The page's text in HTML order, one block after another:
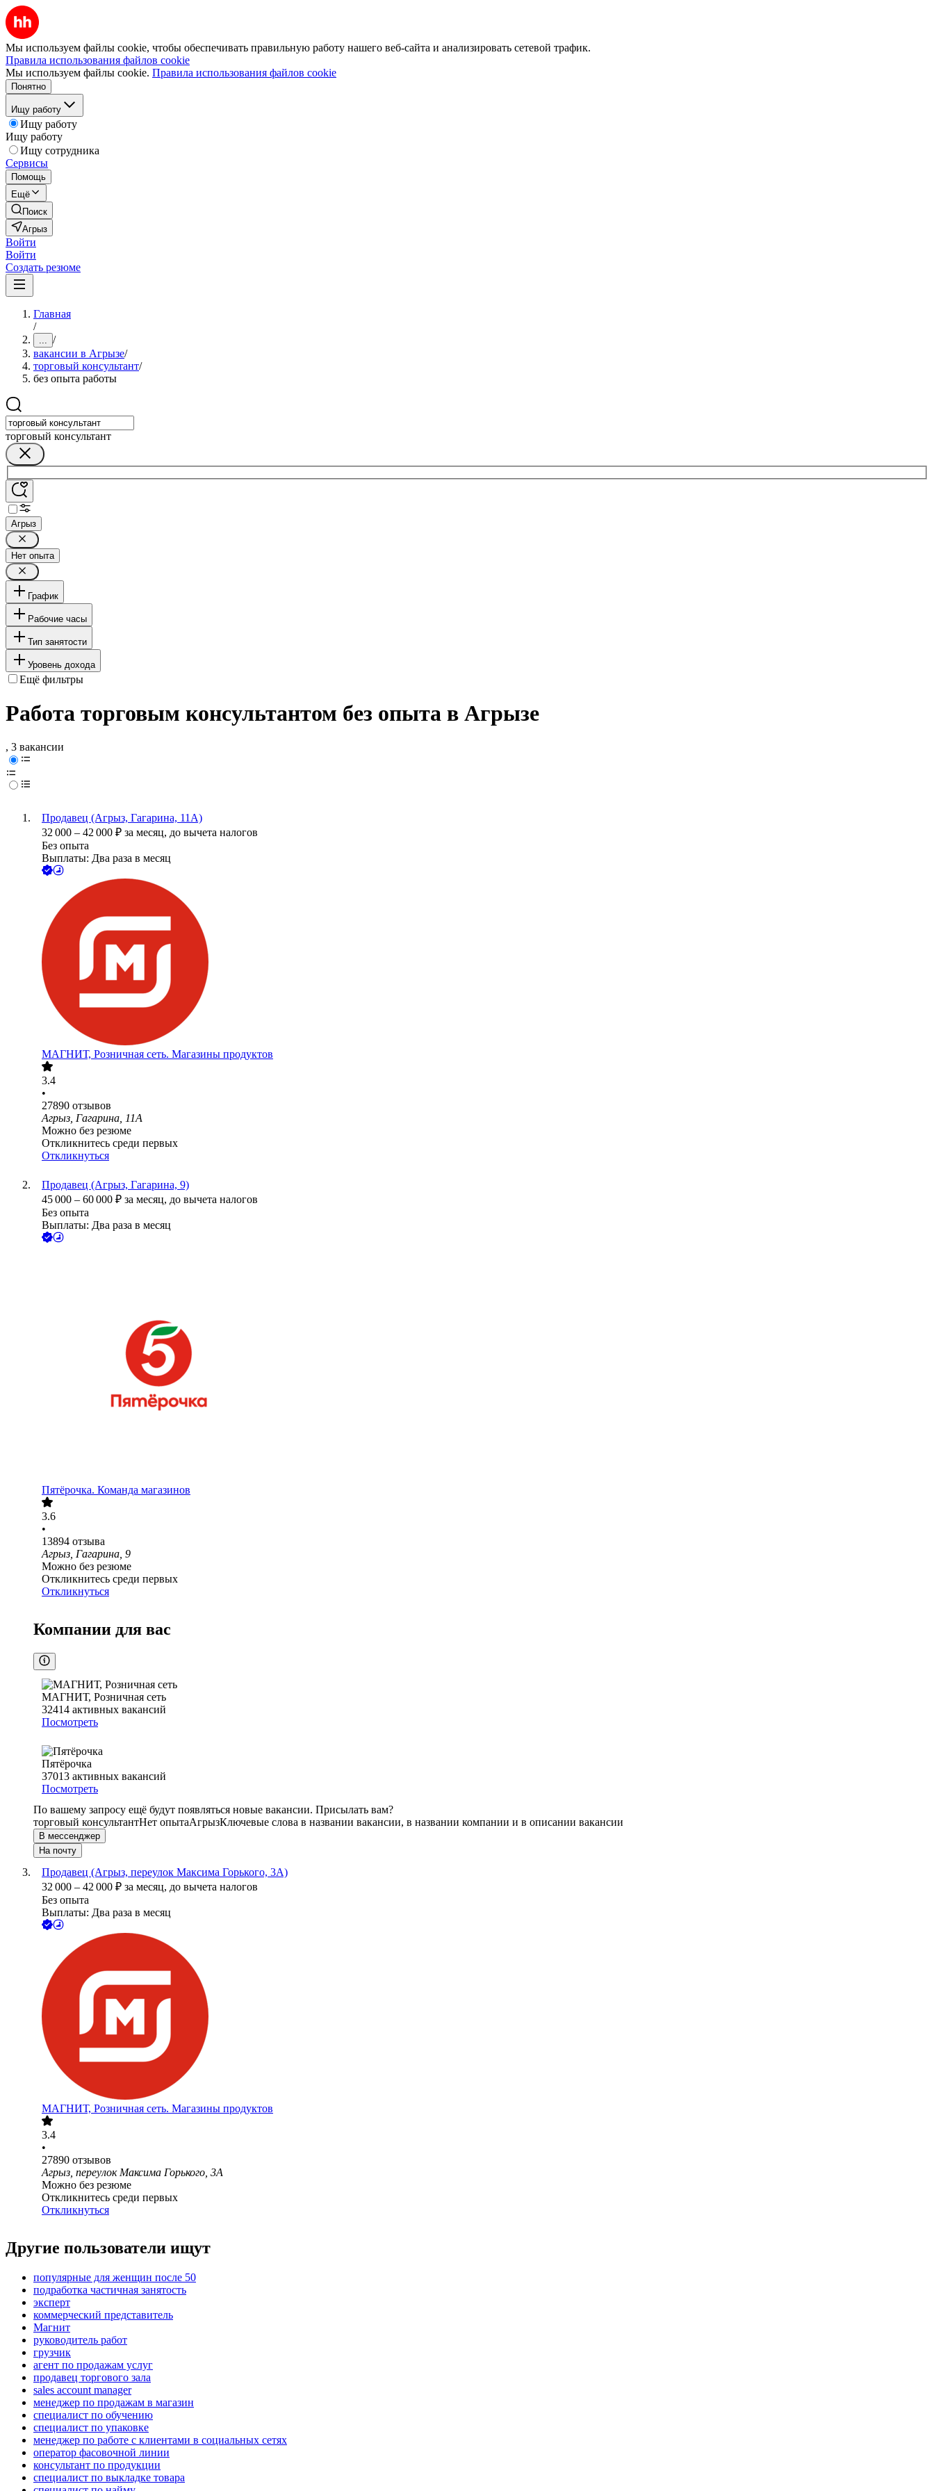
Мы используем файлы cookie, чтобы обеспечивать правильную работу нашего веб-сайта и анализировать сетевой трафик.
Правила использования файлов cookie
Мы используем файлы cookie. Правила использования файлов cookie
Понятно
Ищу работу
Ищу работу
Ищу работу
Ищу сотрудника
Сервисы
Помощь
Ещё
Поиск
Агрыз
Войти
Войти
Создать резюме
Главная
/
... /
вакансии в Агрызе/
торговый консультант/
без опыта работы
торговый консультант
Агрыз
Нет опыта
График
Рабочие часы
Тип занятости
Уровень дохода
Ещё фильтры
Работа торговым консультантом без опыта в Агрызе
, 3 вакансии
Продавец (Агрыз, Гагарина, 11А)
32 000 – 42 000 ₽ за месяц, до вычета налогов
Без опыта
Выплаты: Два раза в месяц
МАГНИТ, Розничная сеть. Магазины продуктов
3.4
•
27890 отзывов
Агрыз, Гагарина, 11А
Можно без резюме
Откликнитесь среди первых
Откликнуться
Продавец (Агрыз, Гагарина, 9)
45 000 – 60 000 ₽ за месяц, до вычета налогов
Без опыта
Выплаты: Два раза в месяц
Пятёрочка. Команда магазинов
3.6
•
13894 отзыва
Агрыз, Гагарина, 9
Можно без резюме
Откликнитесь среди первых
Откликнуться
Компании для вас
МАГНИТ, Розничная сеть
32414 активных вакансий
Посмотреть
Пятёрочка
37013 активных вакансий
Посмотреть
По вашему запросу ещё будут появляться новые вакансии. Присылать вам?
торговый консультантНет опытаАгрызКлючевые слова в названии вакансии, в названии компании и в описании вакансии
В мессенджер
На почту
Продавец (Агрыз, переулок Максима Горького, 3А)
32 000 – 42 000 ₽ за месяц, до вычета налогов
Без опыта
Выплаты: Два раза в месяц
МАГНИТ, Розничная сеть. Магазины продуктов
3.4
•
27890 отзывов
Агрыз, переулок Максима Горького, 3А
Можно без резюме
Откликнитесь среди первых
Откликнуться
Другие пользователи ищут
популярные для женщин после 50
подработка частичная занятость
эксперт
коммерческий представитель
Магнит
руководитель работ
грузчик
агент по продажам услуг
продавец торгового зала
sales account manager
менеджер по продажам в магазин
специалист по обучению
специалист по упаковке
менеджер по работе с клиентами в социальных сетях
оператор фасовочной линии
консультант по продукции
специалист по выкладке товара